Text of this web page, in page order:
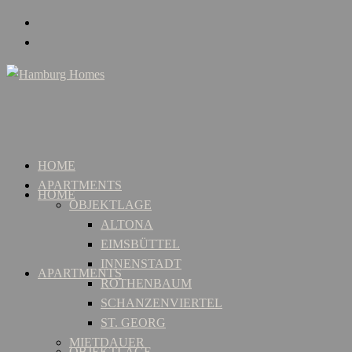
HOME
APARTMENTS
HOME
APARTMENTS
OBJEKTLAGE
ALTONA
EIMSBÜTTEL
INNENSTADT
ROTHENBAUM
SCHANZENVIERTEL
ST. GEORG
MIETDAUER